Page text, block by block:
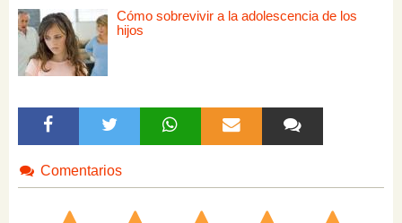
Cómo sobrevivir a la adolescencia de los
hijos
Comentarios